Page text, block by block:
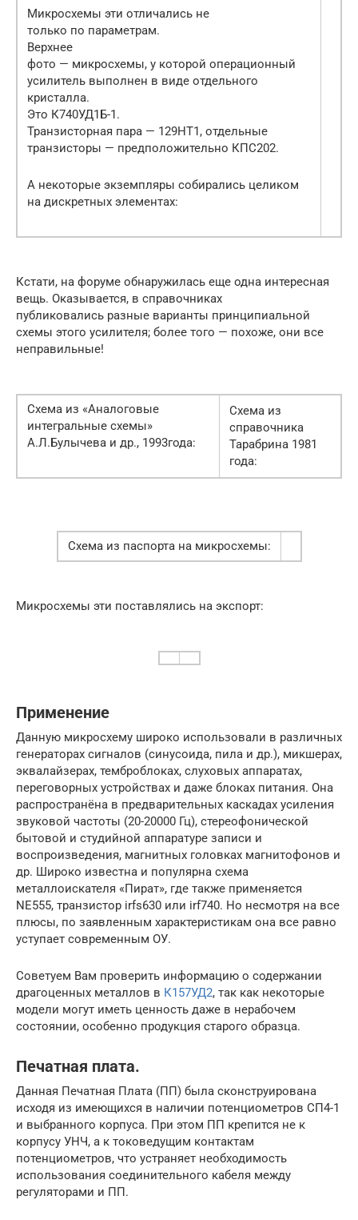
Микросхемы эти отличались не
только по параметрам.
Верхнее
фото — микросхемы, у которой операционный
усилитель выполнен в виде отдельного
кристалла.
Это К740УД1Б-1.
Транзисторная пара — 129НТ1, отдельные
транзисторы — предположительно КПС202.
А некоторые экземпляры собирались целиком
на дискретных элементах:
Кстати, на форуме обнаружилась еще одна интересная
вещь. Оказывается, в справочниках
публиковались разные варианты принципиальной
схемы этого усилителя; более того — похоже, они все
неправильные!
Схема из «Аналоговые
интегральные схемы»
А.Л.Булычева и др., 1993года:
Схема из
справочника
Тарабрина 1981
года:
Схема из паспорта на микросхемы:
Микросхемы эти поставлялись на экспорт:
Применение
Данную микросхему широко использовали в различных
генераторах сигналов (синусоида, пила и др.), микшерах,
эквалайзерах, темброблоках, слуховых аппаратах,
переговорных устройствах и даже блоках питания. Она
распространёна в предварительных каскадах усиления
звуковой частоты (20-20000 Гц), стереофонической
бытовой и студийной аппаратуре записи и
воспроизведения, магнитных головках магнитофонов и
др. Широко известна и популярна схема
металлоискателя «Пират», где также применяется
NE555, транзистор irfs630 или irf740. Но несмотря на все
плюсы, по заявленным характеристикам она все равно
уступает современным ОУ.
Советуем Вам проверить информацию о содержании
драгоценных металлов в К157УД2, так как некоторые
модели могут иметь ценность даже в нерабочем
состоянии, особенно продукция старого образца.
Печатная плата.
Данная Печатная Плата (ПП) была сконструирована
исходя из имеющихся в наличии потенциометров СП4-1
и выбранного корпуса. При этом ПП крепится не к
корпусу УНЧ, а к токоведущим контактам
потенциометров, что устраняет необходимость
использования соединительного кабеля между
регуляторами и ПП.